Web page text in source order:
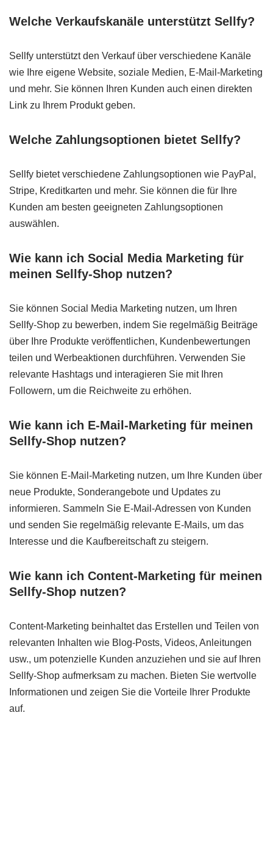
Welche Verkaufskanäle unterstützt Sellfy?
Sellfy unterstützt den Verkauf über verschiedene Kanäle
wie Ihre eigene Website, soziale Medien, E-Mail-Marketing
und mehr. Sie können Ihren Kunden auch einen direkten
Link zu Ihrem Produkt geben.
Welche Zahlungsoptionen bietet Sellfy?
Sellfy bietet verschiedene Zahlungsoptionen wie PayPal,
Stripe, Kreditkarten und mehr. Sie können die für Ihre
Kunden am besten geeigneten Zahlungsoptionen
auswählen.
Wie kann ich Social Media Marketing für
meinen Sellfy-Shop nutzen?
Sie können Social Media Marketing nutzen, um Ihren
Sellfy-Shop zu bewerben, indem Sie regelmäßig Beiträge
über Ihre Produkte veröffentlichen, Kundenbewertungen
teilen und Werbeaktionen durchführen. Verwenden Sie
relevante Hashtags und interagieren Sie mit Ihren
Followern, um die Reichweite zu erhöhen.
Wie kann ich E-Mail-Marketing für meinen
Sellfy-Shop nutzen?
Sie können E-Mail-Marketing nutzen, um Ihre Kunden über
neue Produkte, Sonderangebote und Updates zu
informieren. Sammeln Sie E-Mail-Adressen von Kunden
und senden Sie regelmäßig relevante E-Mails, um das
Interesse und die Kaufbereitschaft zu steigern.
Wie kann ich Content-Marketing für meinen
Sellfy-Shop nutzen?
Content-Marketing beinhaltet das Erstellen und Teilen von
relevanten Inhalten wie Blog-Posts, Videos, Anleitungen
usw., um potenzielle Kunden anzuziehen und sie auf Ihren
Sellfy-Shop aufmerksam zu machen. Bieten Sie wertvolle
Informationen und zeigen Sie die Vorteile Ihrer Produkte
auf.